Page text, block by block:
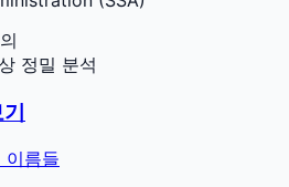
정밀 분석
이름들